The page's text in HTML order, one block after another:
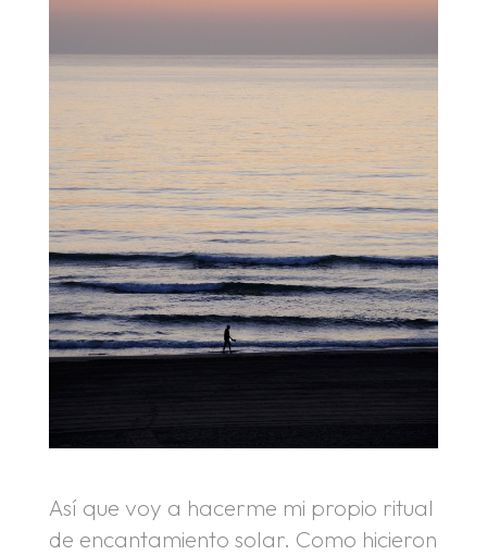
Así que voy a hacerme mi propio ritual
de encantamiento solar. Como hicieron